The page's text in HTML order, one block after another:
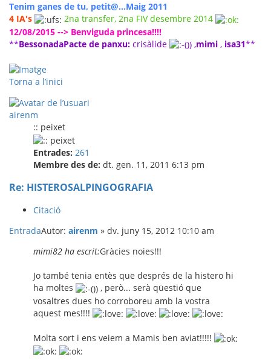
Tenim ganes de tu, petit@...Maig 2011
4 IA's
2na transfer, 2na FIV desembre 2014
12/08/2015 --> Benviguda princesa!!!!
**BessonadaPacte de panxu: crisàlide ,mimi , isa31**
Torna a l’inici
airenm
:: peixet
Entrades: 261
Membre des de: dt. gen. 11, 2011 6:13 pm
Re: HISTEROSALPINGOGRAFIA
Citació
EntradaAutor: airenm » dv. juny 15, 2012 10:10 am
mimi82 ha escrit:Gràcies noies!!!
Jo també tenia entès que després de la histero hi
ha moltes
, però... serà qüestió que
vosaltres dues ho corroboreu amb la vostra
aquest mes!!!!
Molta sort i ens veiem a Mamis ben aviat!!!!!